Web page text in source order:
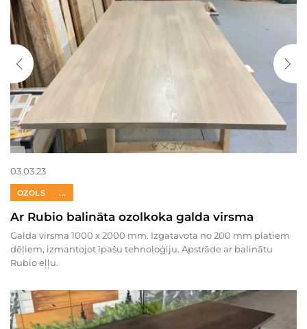
03.03.23
OZOLS ...
Ar Rubio balināta ozolkoka galda virsma
Galda virsma 1000 x 2000 mm. Izgatavota no 200 mm platiem
dēļiem, izmantojot īpašu tehnoloģiju. Apstrāde ar balinātu
Rubio eļļu.